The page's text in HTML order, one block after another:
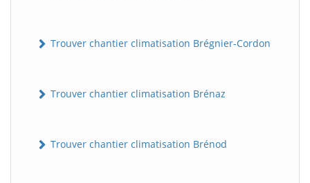
Trouver chantier climatisation Brégnier-Cordon
Trouver chantier climatisation Brénaz
Trouver chantier climatisation Brénod